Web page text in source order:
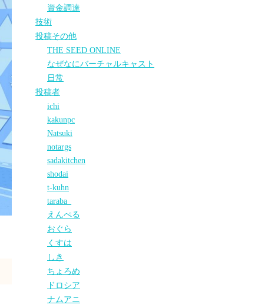
資金調達
技術
投稿その他
THE SEED ONLINE
なぜなにバーチャルキャスト
日常
投稿者
ichi
kakunpc
Natsuki
notargs
sadakitchen
shodai
t-kuhn
taraba_
えんぺる
おぐら
くすは
しき
ちょろめ
ドロシア
ナムアニ